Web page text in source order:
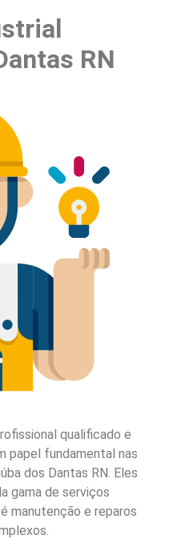
RN
qualificado e
papel fundamental nas
dos Dantas RN. Eles
gama de serviços
manutenção e reparos